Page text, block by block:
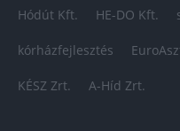
Hódút Kft. HE-DO Kft.
kórházfejlesztés
KÉSZ Zrt. A-Híd Zrt.